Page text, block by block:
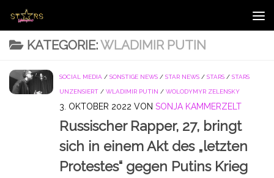
Zum Inhalt springen
KATEGORIE:WLADIMIR PUTIN
SOCIAL MEDIA / SONSTIGE NEWS / STAR NEWS / STARS / STARS
UNZENSIERT / WLADIMIR PUTIN / WOLODYMYR ZELENSKY
3. OKTOBER 2022 VON SONJA KAMMERZELT
Russischer Rapper, 27, bringt
sich in einem Akt des „letzten
Protestes“ gegen Putins Krieg